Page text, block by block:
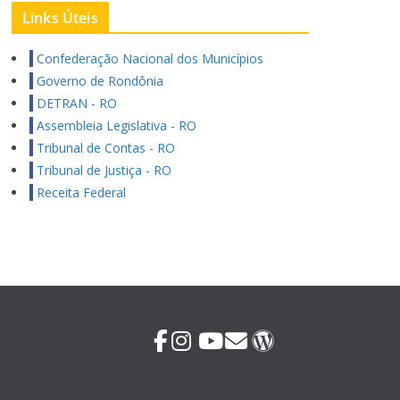
Links Úteis
Confederação Nacional dos Municípios
Governo de Rondônia
DETRAN - RO
Assembleia Legislativa - RO
Tribunal de Contas - RO
Tribunal de Justiça - RO
Receita Federal